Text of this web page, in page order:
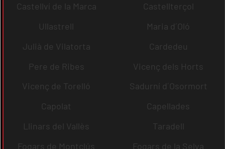
Castellví de la Marca
Castellterçol
Ullastrell
Maria d´Oló
Julià de Vilatorta
Cardedeu
Pere de Ribes
Vicenç dels Horts
Vicenç de Torelló
Sadurní d´Osormort
Capolat
Capellades
Llinars del Vallès
Taradell
Fogars de Montclús
Fogars de la Selva